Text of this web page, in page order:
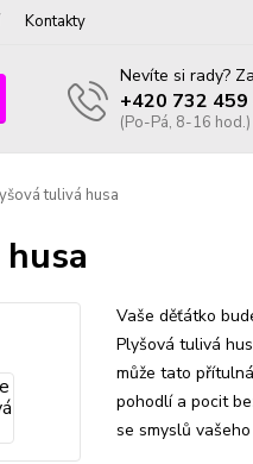
Kontakty
Nevíte si rady?
+420 732 459
(Po-Pá, 8-16 hod.)
tulivá husa
Vaše děťátko
Plyšová tulivá
může tato
pohodlí a pocit
se smyslů